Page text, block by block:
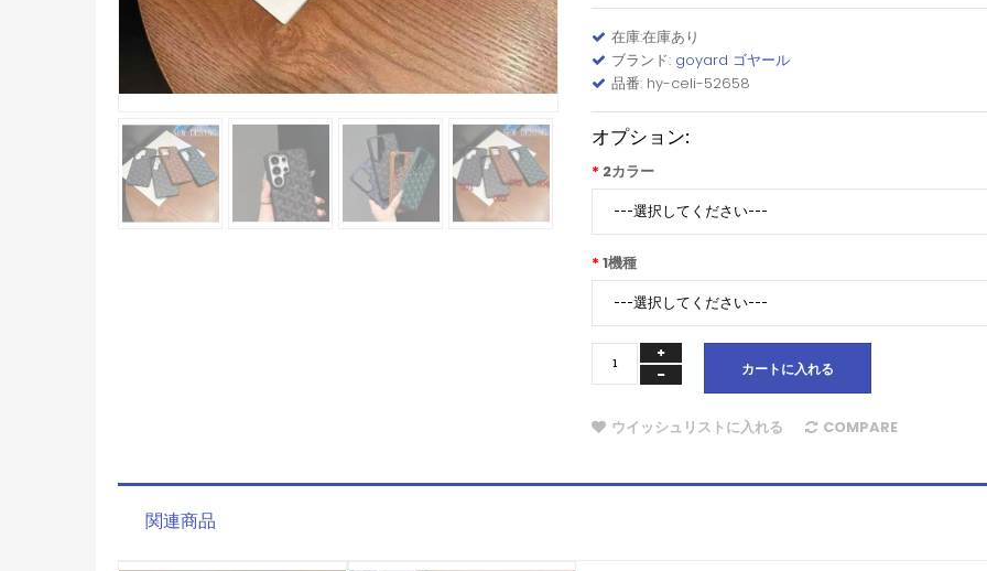
在庫:在庫あり
ブランド: goyard ゴヤール
品番: hy-celi-52658
オプション:
2カラー
1機種
カートに入れる
ウイッシュリストに入れる COMPARE
関連商品